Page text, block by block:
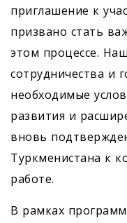
приглашение к
призвано стать
этом процессе.
сотрудничества и
необходимые
развития и
вновь
Туркменистана к
работе.
В рамках